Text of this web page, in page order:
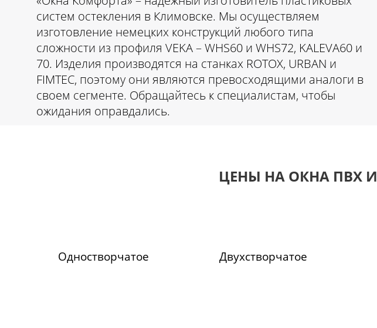
систем остекления в Климовске. Мы осуществляем
изготовление немецких конструкций любого типа
сложности из профиля VEKA – WHS60 и WHS72, KALEVA60 и
70. Изделия производятся на станках ROTOX, URBAN и
FIMTEC, поэтому они являются превосходящими аналоги в
своем сегменте. Обращайтесь к специалистам, чтобы
ожидания оправдались.
ЦЕНЫ НА ОКНА ПВХ И
Одностворчатое Двухстворчатое